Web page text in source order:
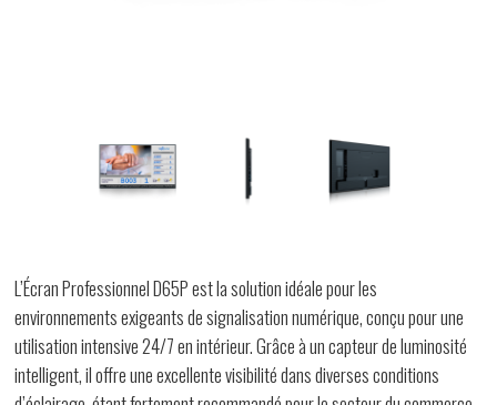
L’Écran Professionnel D65P est la solution idéale pour les
environnements exigeants de signalisation numérique, conçu pour une
utilisation intensive 24/7 en intérieur. Grâce à un capteur de luminosité
intelligent, il offre une excellente visibilité dans diverses conditions